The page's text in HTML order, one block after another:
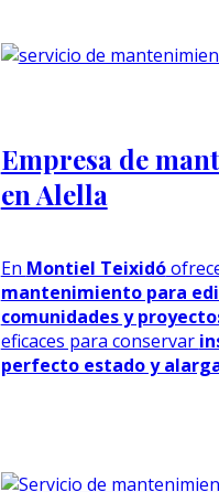
Empresa de
en Alella
En Montiel Teixidó
mantenimiento para
comunidades y
eficaces para conservar
perfecto estado y